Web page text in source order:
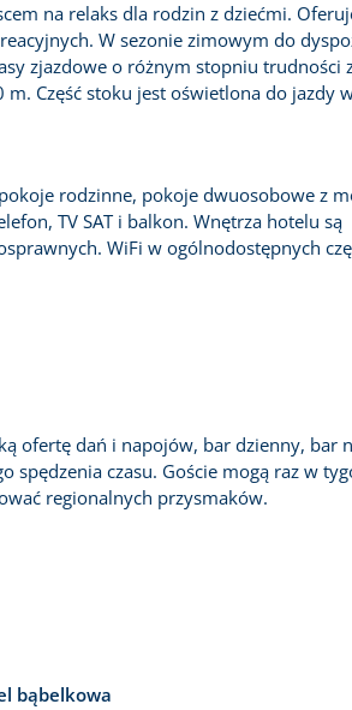
na relaks dla rodzin z dziećmi.
W sezonie zimowym do
zjazdowe o różnym stopniu trudności
m. Część stoku jest oświetlona do jazdy
rodzinne, pokoje dwuosobowe z
TV SAT i balkon. Wnętrza hotelu są
WiFi w ogólnodostępnych
ofertę dań i napojów, bar dzienny, bar
spędzenia czasu. Goście mogą raz w
regionalnych przysmaków.
bąbelkowa